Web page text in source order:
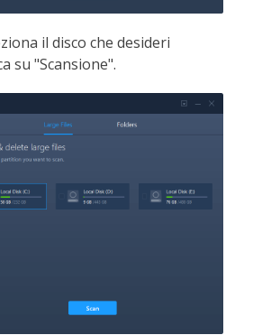
il disco che desideri
su "Scansione".